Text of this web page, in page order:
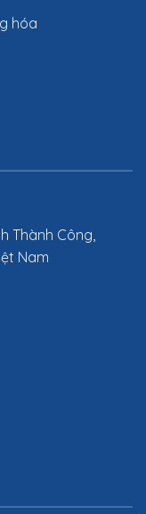
hóa
Thành Công,
Nam